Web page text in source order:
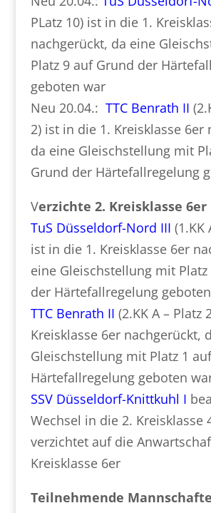
PLatz 10) ist in die 1.
nachgerückt, da eine
Platz 9 auf Grund der
geboten war
Neu 20.04.: TTC Benrath II
2) ist in die 1. Kreisklasse 6er
da eine Gleischstellung mit
Grund der Härtefallregelung
Verzichte 2. Kreisklasse 6er
TuS Düsseldorf-Nord III (1.KK
ist in die 1. Kreisklasse 6er
eine Gleischstellung mit
der Härtefallregelung
TTC Benrath II (2.KK A – Platz
Kreisklasse 6er nachgerückt,
Gleischstellung mit Platz 1
Härtefallregelung geboten
SSV Düsseldorf-Knittkuhl I
Wechsel in die 2. Kreisklasse
verzichtet auf die
Kreisklasse 6er
Teilnehmende